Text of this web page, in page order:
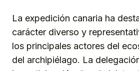
La expedición canaria ha
carácter diverso y
los principales actores del
del archipiélago. La